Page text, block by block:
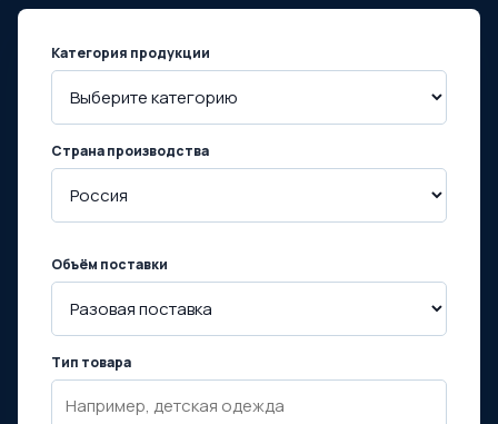
Категория продукции
Страна производства
Объём поставки
Тип товара